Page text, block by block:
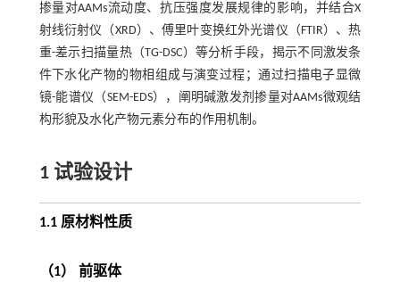
掺量对AAMs流动度、抗压强度发展规律的影响，并结合X
射线衍射仪（XRD）、傅里叶变换红外光谱仪（FTIR）、热
重-差示扫描量热（TG-DSC）等分析手段，揭示不同激发条
件下水化产物的物相组成与演变过程；通过扫描电子显微
镜-能谱仪（SEM-EDS），阐明碱激发剂掺量对AAMs微观结
构形貌及水化产物元素分布的作用机制。
1 试验设计
1.1 原材料性质
（1） 前驱体